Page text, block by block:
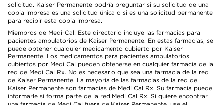
solicitud. Kaiser Permanente podría preguntar si su solicitud de una
copia impresa es una solicitud única o si es una solicitud permanente
para recibir esta copia impresa.
Miembros de Medi-Cal: Este directorio incluye las farmacias para
pacientes ambulatorios de Kaiser Permanente. En estas farmacias, se
puede obtener cualquier medicamento cubierto por Kaiser
Permanente. Los medicamentos para pacientes ambulatorios
cubiertos por Medi Cal pueden obtenerse en cualquier farmacia de la
red de Medi Cal Rx. No es necesario que sea una farmacia de la red
de Kaiser Permanente. La mayoría de las farmacias de la red de
Kaiser Permanente son farmacias de Medi Cal Rx. Su farmacia puede
informarle si forma parte de la red Medi Cal Rx. Si quiere encontrar